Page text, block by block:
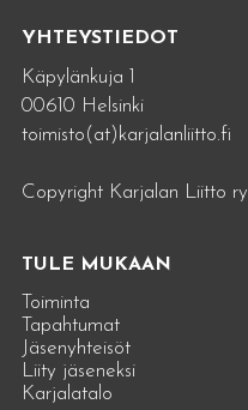
YHTEYSTIEDOT
Käpylänkuja 1
00610 Helsinki
toimisto(at)karjalanliitto.fi
Copyright Karjalan Liitto ry
TULE MUKAAN
Toiminta
Tapahtumat
Jäsenyhteisöt
Liity jäseneksi
Karjalatalo